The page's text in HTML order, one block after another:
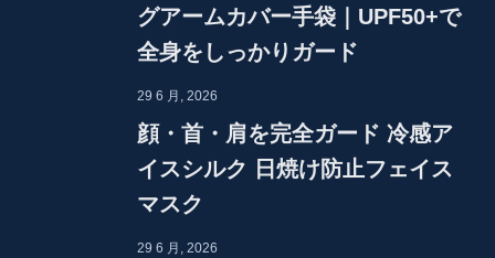
グアームカバー手袋｜UPF50+で
全身をしっかりガード
29 6 月, 2026
顔・首・肩を完全ガード 冷感ア
イスシルク 日焼け防止フェイス
マスク
29 6 月, 2026